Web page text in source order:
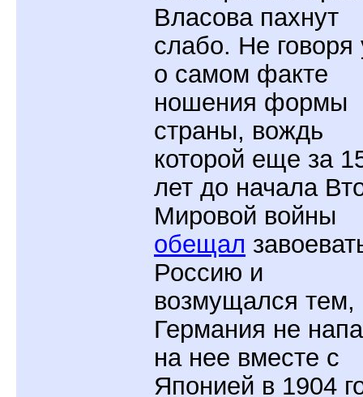
Власова пахнут
слабо. Не говоря
о самом факте
ношения формы
страны, вождь
которой еще за
лет до начала
Мировой войны
обещал
Россию и
возмущался тем,
Германия не
на нее вместе с
Японией в 1904